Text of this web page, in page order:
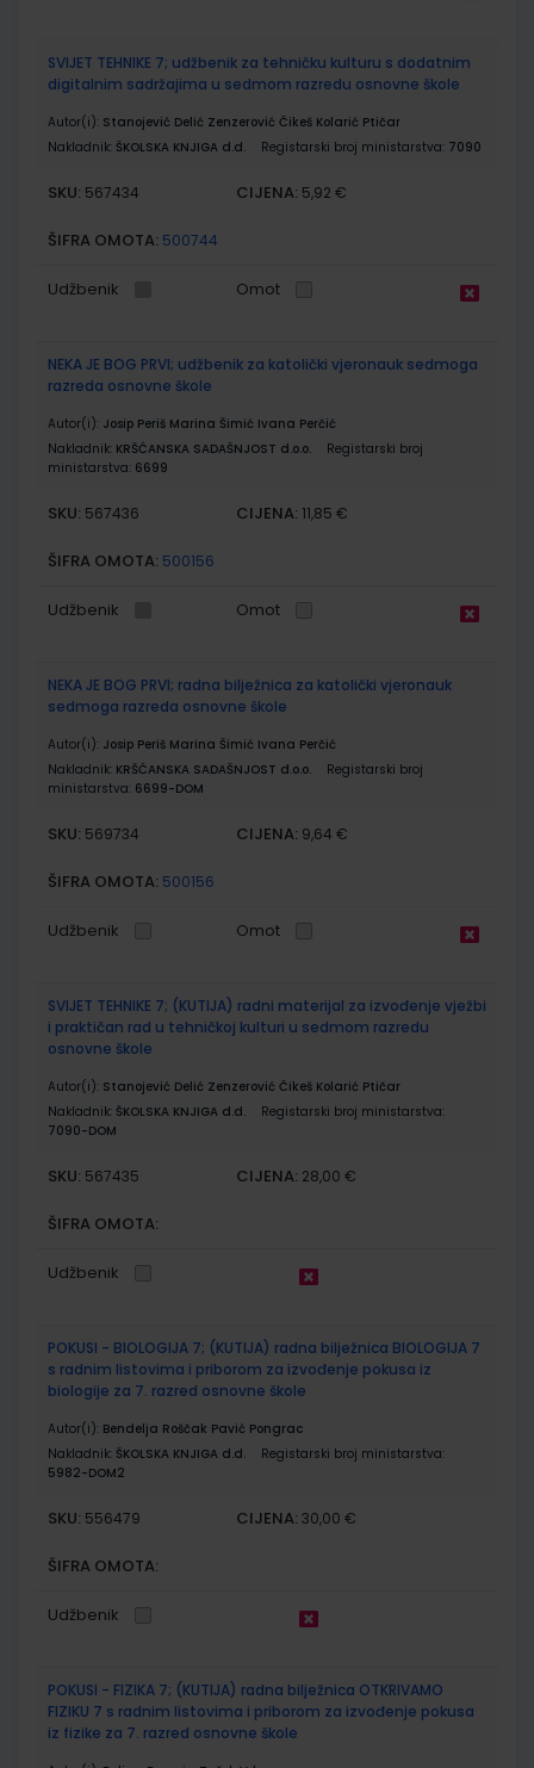
SVIJET TEHNIKE 7; udžbenik za tehničku kulturu s dodatnim
digitalnim sadržajima u sedmom razredu osnovne škole
Autor(i): Stanojević Delić Zenzerović Čikeš Kolarić Ptičar
Nakladnik: ŠKOLSKA KNJIGA d.d. Registarski broj ministarstva: 7090
SKU: 567434 CIJENA: 5,92 €
ŠIFRA OMOTA: 500744
Udžbenik Omot
NEKA JE BOG PRVI; udžbenik za katolički vjeronauk sedmoga
razreda osnovne škole
Autor(i): Josip Periš Marina Šimić Ivana Perčić
Nakladnik: KRŠĆANSKA SADAŠNJOST d.o.o.
Registarski broj
ministarstva: 6699
SKU: 567436 CIJENA: 11,85 €
ŠIFRA OMOTA: 500156
Udžbenik Omot
NEKA JE BOG PRVI; radna bilježnica za katolički vjeronauk
sedmoga razreda osnovne škole
Autor(i): Josip Periš Marina Šimić Ivana Perčić
Nakladnik: KRŠĆANSKA SADAŠNJOST d.o.o.
Registarski broj
ministarstva: 6699-DOM
SKU: 569734 CIJENA: 9,64 €
ŠIFRA OMOTA: 500156
Udžbenik Omot
SVIJET TEHNIKE 7; (KUTIJA) radni materijal za izvođenje vježbi
i praktičan rad u tehničkoj kulturi u sedmom razredu
osnovne škole
Autor(i): Stanojević Delić Zenzerović Čikeš Kolarić Ptičar
Nakladnik: ŠKOLSKA KNJIGA d.d.
Registarski broj ministarstva:
7090-DOM
SKU: 567435 CIJENA: 28,00 €
ŠIFRA OMOTA:
Udžbenik
POKUSI - BIOLOGIJA 7; (KUTIJA) radna bilježnica BIOLOGIJA 7
s radnim listovima i priborom za izvođenje pokusa iz
biologije za 7. razred osnovne škole
Autor(i): Bendelja Roščak Pavić Pongrac
Nakladnik: ŠKOLSKA KNJIGA d.d.
Registarski broj ministarstva:
5982-DOM2
SKU: 556479 CIJENA: 30,00 €
ŠIFRA OMOTA:
Udžbenik
POKUSI - FIZIKA 7; (KUTIJA) radna bilježnica OTKRIVAMO
FIZIKU 7 s radnim listovima i priborom za izvođenje pokusa
iz fizike za 7. razred osnovne škole